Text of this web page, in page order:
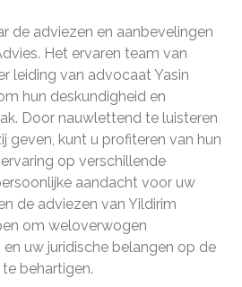
de adviezen en aanbevelingen
Het ervaren team van
leiding van advocaat Yasin
hun deskundigheid en
Door nauwlettend te luisteren
geven, kunt u profiteren van hun
op verschillende
aandacht voor uw
de adviezen van Yildirim
om weloverwogen
uw juridische belangen op de
behartigen.